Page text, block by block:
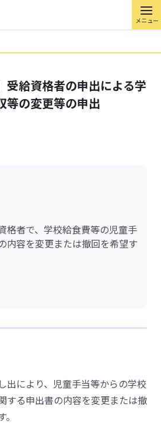
メニュー
受給資格者の申出による学
等の変更等の申出
格者で、学校給食費等の児童手
内容を変更または撤回を希望す
出により、児童手当等からの学校
する申出書の内容を変更または撤